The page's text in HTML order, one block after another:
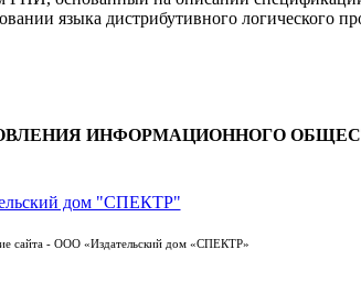
языка дистрибутивного логического
ИНФОРМАЦИОННОГО
дом "СПЕКТР"
сайта - ООО «Издательский дом «СПЕКТР»